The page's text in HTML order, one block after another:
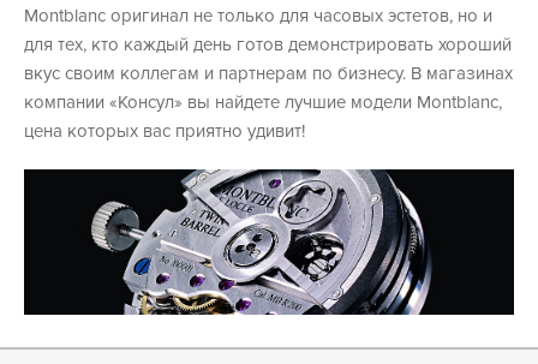
Montblanc оригинал не только для часовых эстетов, но и
для тех, кто каждый день готов демонстрировать хороший
вкус своим коллегам и партнерам по бизнесу. В магазинах
компании «Консул» вы найдете лучшие модели Montblanc,
цена которых вас приятно удивит!